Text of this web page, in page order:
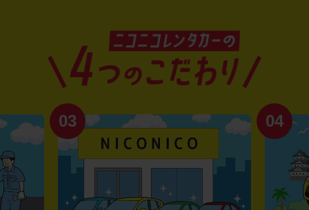
03 04